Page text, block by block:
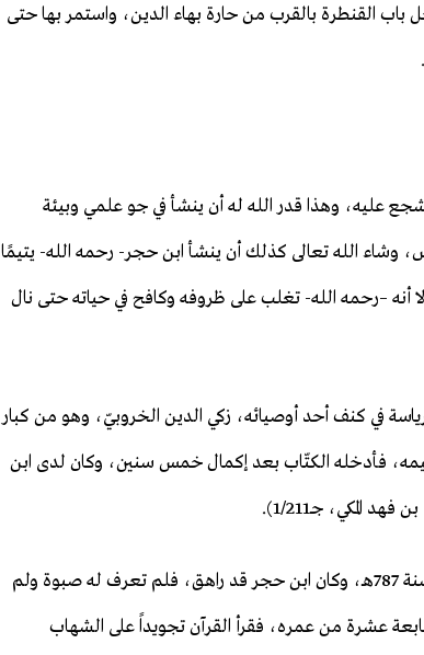
باب القنطرة بالقرب من حارة بهاء الدين، واستمر بها حتى
عليه، وهذا قدر الله له أن ينشأ في جو علمي وبيئة
وشاء الله تعالى كذلك أن ينشأ ابن حجر- رحمه الله- يتيمًا
–رحمه الله- تغلب على ظروفه وكافح في حياته حتى نال
في كنف أحد أوصيائه، زكي الدين الخروبيّ، وهو من كبار
فأدخله الكتّاب بعد إكمال خمس سنين، وكان لدى ابن
جـ1/211).
وظل ابن حجر في كنف وصيه يرعاه إلى أن مات الزكيّ الخروبي سنة 787هـ، وكان ابن حجر قد راهق، فلم تعرف له صبوة ولم
الله- السابعة عشرة من عمره، فقرأ القرآن تجويداً على الشهاب